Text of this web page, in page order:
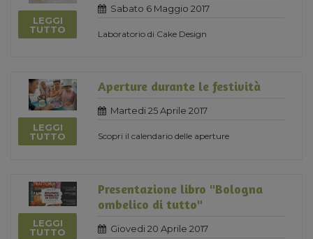
LEGGI
TUTTO
Sabato 6 Maggio 2017
Laboratorio di Cake Design
LEGGI
TUTTO
Aperture durante le festività
Martedi 25 Aprile 2017
Scopri il calendario delle aperture
LEGGI
TUTTO
Presentazione libro "Bologna
ombelico di tutto"
Giovedi 20 Aprile 2017